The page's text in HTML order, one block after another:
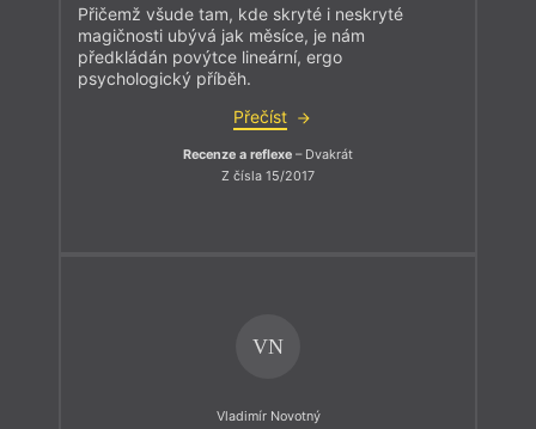
Přičemž všude tam, kde skryté i neskryté
magičnosti ubývá jak měsíce, je nám
předkládán povýtce lineární, ergo
psychologický příběh.
Přečíst
Recenze a reflexe – Dvakrát
Z čísla 15/2017
VN
Vladimír Novotný